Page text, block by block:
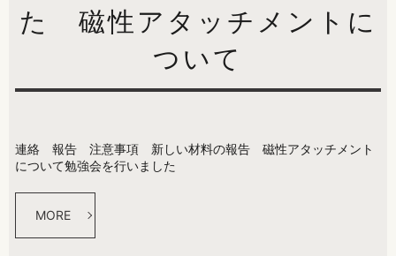
た 磁性アタッチメントに
ついて
連絡 報告 注意事項 新しい材料の報告 磁性アタッチメント
について勉強会を行いました
MORE